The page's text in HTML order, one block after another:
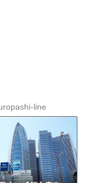
line